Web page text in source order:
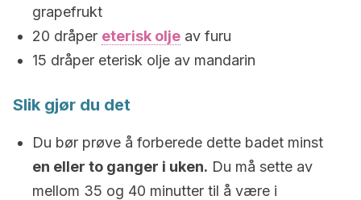
grapefrukt
20 dråper eterisk olje av furu
15 dråper eterisk olje av mandarin
Slik gjør du det
Du bør prøve å forberede dette badet minst
en eller to ganger i uken. Du må sette av
mellom 35 og 40 minutter til å være i